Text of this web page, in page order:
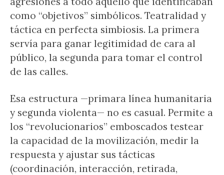
como “objetivos” simbólicos. Teatralidad y
táctica en perfecta simbiosis. La primera
servía para ganar legitimidad de cara al
público, la segunda para tomar el control
de las calles.
Esa estructura —primara línea humanitaria
y segunda violenta— no es casual. Permite a
los “revolucionarios” emboscados testear
la capacidad de la movilización, medir la
respuesta y ajustar sus tácticas
(coordinación, interacción, retirada,